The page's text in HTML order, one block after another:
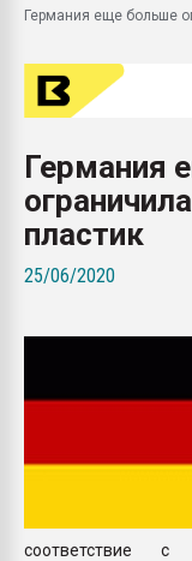
Германия еще больше
Германия
пластик
25/06/2020
соответствие с